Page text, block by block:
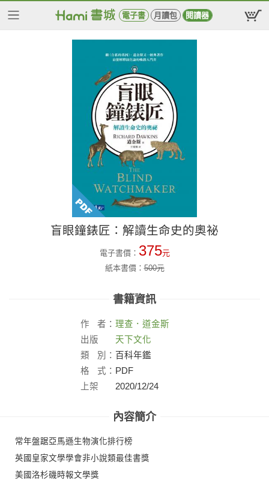
電子書 月讀包 閱讀器
盲眼鐘錶匠：解讀生命史的奧祕
電子書價： 375元
紙本書價：500元
書籍資訊
作 者： 理查．道金斯
出版
社：
天下文化
類
別： 百科年鑑
格
式： PDF
上架
2020/12/24
內容簡介
常年盤踞亞馬遜生物演化排行榜
英國皇家文學學會非小說類最佳書獎
美國洛杉磯時報文學獎